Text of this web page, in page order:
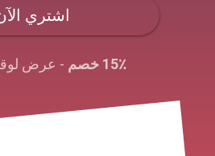
اشتري
15٪ خصم - عرض